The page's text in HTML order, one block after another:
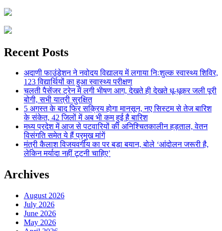
Recent Posts
अदाणी फाउंडेशन ने नवोदय विद्यालय में लगाया निःशुल्क स्वास्थ्य शिविर,
123 विद्यार्थियों का हुआ स्वास्थ्य परीक्षण
चलती पैसेंजर ट्रेन में लगी भीषण आग, देखते ही देखते धू-धूकर जली पूरी
बोगी, सभी यात्री सुरक्षित
5 अगस्त के बाद फिर सक्रिय होगा मानसून, नए सिस्टम से तेज बारिश
के संकेत, 42 जिलों में अब भी कम हुई है बारिश
मध्य प्रदेश में आज से पटवारियों की अनिश्चितकालीन हड़ताल, वेतन
विसंगति समेत ये हैं प्रमुख मांगें
मंत्री कैलाश विजयवर्गीय का पर बड़ा बयान, बोले ‘आंदोलन जरूरी है,
लेकिन मर्यादा नहीं टूटनी चाहिए’
Archives
August 2026
July 2026
June 2026
May 2026